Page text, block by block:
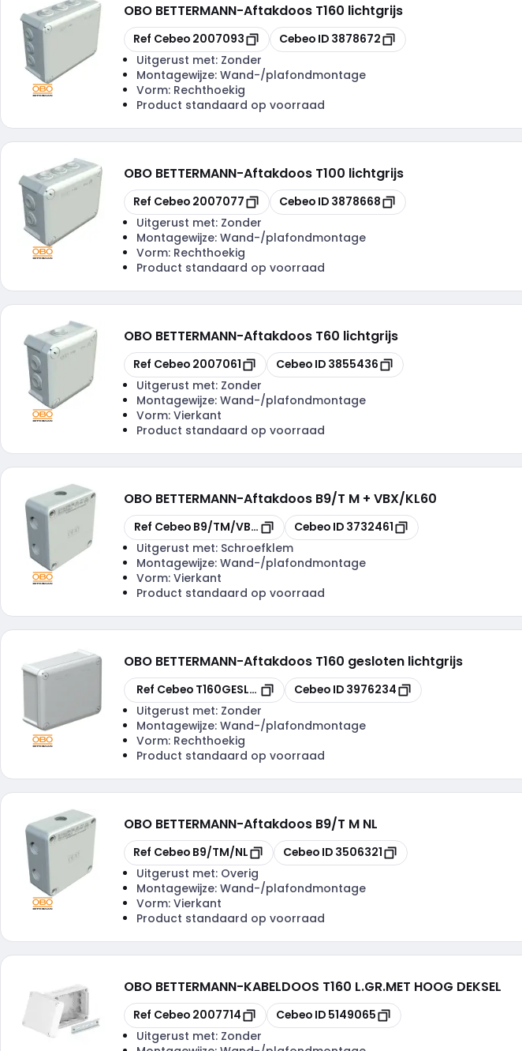
OBO BETTERMANN-Aftakdoos T160 lichtgrijs
Kopiëren
Ref Cebeo 2007093 Kopiëren
Cebeo ID 3878672
Uitgerust met: Zonder
Montagewijze: Wand-/plafondmontage
Vorm: Rechthoekig
Product standaard op voorraad
OBO BETTERMANN-Aftakdoos T100 lichtgrijs
Kopiëren
Ref Cebeo 2007077 Kopiëren
Cebeo ID 3878668
Uitgerust met: Zonder
Montagewijze: Wand-/plafondmontage
Vorm: Rechthoekig
Product standaard op voorraad
OBO BETTERMANN-Aftakdoos T60 lichtgrijs
Kopiëren
Ref Cebeo 2007061 Kopiëren
Cebeo ID 3855436
Uitgerust met: Zonder
Montagewijze: Wand-/plafondmontage
Vorm: Vierkant
Product standaard op voorraad
OBO BETTERMANN-Aftakdoos B9/T M + VBX/KL60
Kopiëren
Ref Cebeo B9/TM/VBX/KL60Kopiëren
Cebeo ID 3732461
Uitgerust met: Schroefklem
Montagewijze: Wand-/plafondmontage
Vorm: Vierkant
Product standaard op voorraad
OBO BETTERMANN-Aftakdoos T160 gesloten lichtgrijs
Kopiëren
Ref Cebeo T160GESL0TEN-LGKopiëren
Cebeo ID 3976234
Uitgerust met: Zonder
Montagewijze: Wand-/plafondmontage
Vorm: Rechthoekig
Product standaard op voorraad
OBO BETTERMANN-Aftakdoos B9/T M NL
Kopiëren
Ref Cebeo B9/TM/NL Kopiëren
Cebeo ID 3506321
Uitgerust met: Overig
Montagewijze: Wand-/plafondmontage
Vorm: Vierkant
Product standaard op voorraad
OBO BETTERMANN-KABELDOOS T160 L.GR.MET HOOG DEKSEL
Kopiëren
Ref Cebeo 2007714 Kopiëren
Cebeo ID 5149065
Uitgerust met: Zonder